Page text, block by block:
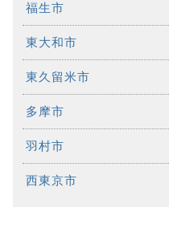
福生市
東大和市
東久留米市
多摩市
羽村市
西東京市